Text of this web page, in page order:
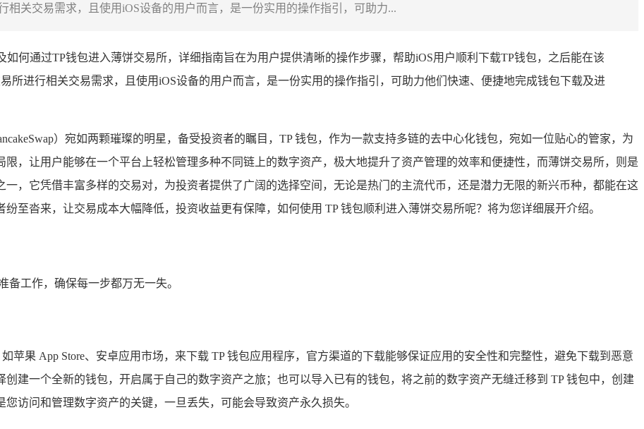
关交易需求，且使用iOS设备的用户而言，是一份实用的操作指引，可助力...
如何通过TP钱包进入薄饼交易所，详细指南旨在为用户提供清晰的操作步骤，帮助iOS用户顺利下载TP钱包，之后能在该
所进行相关交易需求，且使用iOS设备的用户而言，是一份实用的操作指引，可助力他们快速、便捷地完成钱包下载及进
）宛如两颗璀璨的明星，备受投资者的瞩目，TP 钱包，作为一款支持多链的去中心化钱包，宛如一位贴心的管家，为
，让用户能够在一个平台上轻松管理多种不同链上的数字资产，极大地提升了资产管理的效率和便捷性，而薄饼交易所，则是
，它凭借丰富多样的交易对，为投资者提供了广阔的选择空间，无论是热门的主流代币，还是潜力无限的新兴币种，都能在这
至沓来，让交易成本大幅降低，投资收益更有保障，如何使用 TP 钱包顺利进入薄饼交易所呢？将为您详细展开介绍。
工作，确保每一步都万无一失。
苹果 App Store、安卓应用市场，来下载 TP 钱包应用程序，官方渠道的下载能够保证应用的安全性和完整性，避免下载到恶意
建一个全新的钱包，开启属于自己的数字资产之旅；也可以导入已有的钱包，将之前的数字资产无缝迁移到 TP 钱包中，创建
访问和管理数字资产的关键，一旦丢失，可能会导致资产永久损失。